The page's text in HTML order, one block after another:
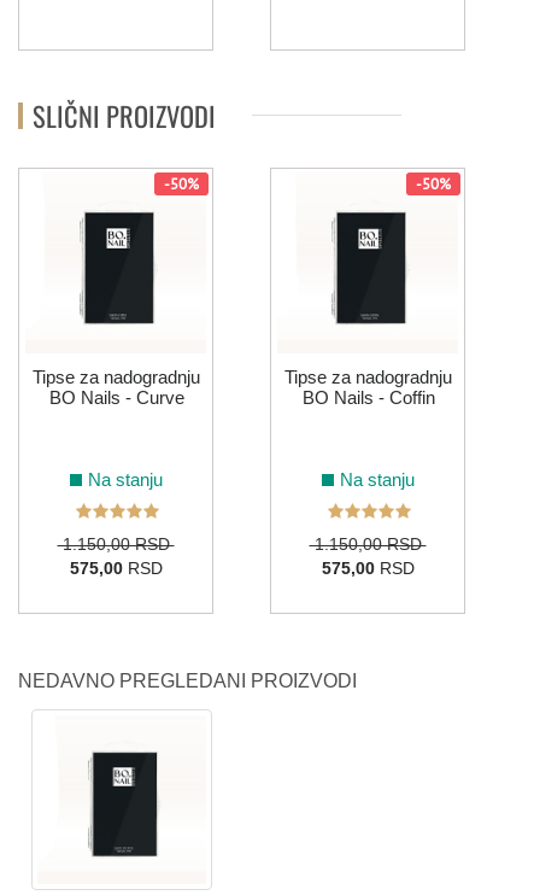
SLIČNI PROIZVODI
-50%
Tipse za nadogradnju
BO Nails - Curve
Na stanju
1.150,00 RSD
575,00RSD
-50%
Tipse za nadogradnju
BO Nails - Coffin
Na stanju
1.150,00 RSD
575,00RSD
NEDAVNO PREGLEDANI PROIZVODI